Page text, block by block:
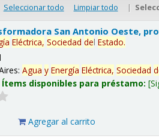
Seleccionar todo Limpiar todo |
San Antonio Oeste,
Eléctrica, Sociedad delEstado.
Agua y Energía Eléctrica, Sociedad
Ítems disponibles para préstamo:
Agregar al carrito